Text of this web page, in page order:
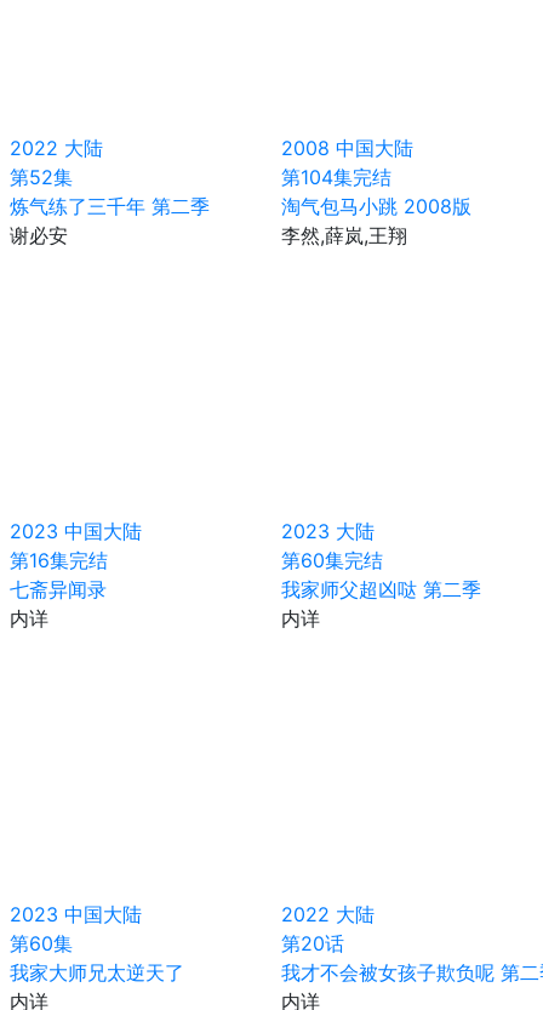
2022 大陆
第52集
炼气练了三千年 第二季
谢必安
2008 中国大陆
第104集完结
淘气包马小跳 2008版
李然,薛岚,王翔
2023 中国大陆
第16集完结
七斋异闻录
内详
2023 大陆
第60集完结
我家师父超凶哒 第二季
内详
2023 中国大陆
第60集
我家大师兄太逆天了
内详
2022 大陆
第20话
我才不会被女孩子欺负呢 第
内详